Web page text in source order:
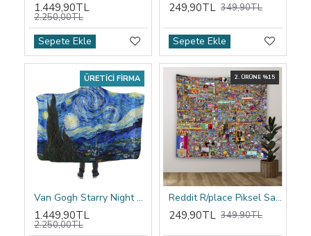
1.449,90TL
2.250,00TL
Sepete Ekle
249,90TL 349,90TL
Sepete Ekle
ÜRETICI FIRMA
Van Gogh Starry Night Kapşonlu Battaniye
1.449,90TL
2.250,00TL
2. ÜRÜNE %15
Reddit R/place Piksel Sanatı Duvar Örtüsü
249,90TL 349,90TL